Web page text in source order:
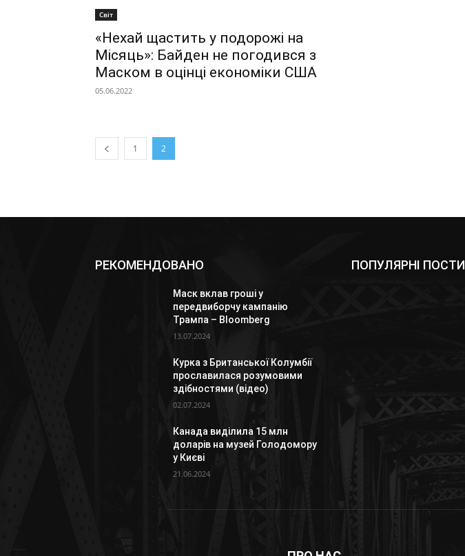
Світ
«Нехай щастить у подорожі на
Місяць»: Байден не погодився з
Маском в оцінці економіки США
05.06.2022
1 2
РЕКОМЕНДОВАНО
Маск вклав гроші у
передвиборчу кампанію
Трампа – Bloomberg
13.07.2024
Курка з Британської Колумбії
прославилася розумовими
здібностями (відео)
02.07.2024
Канада виділила 15 млн
доларів на музей Голодомору
у Києві
21.06.2024
ПОПУЛЯРНІ ПОСТИ